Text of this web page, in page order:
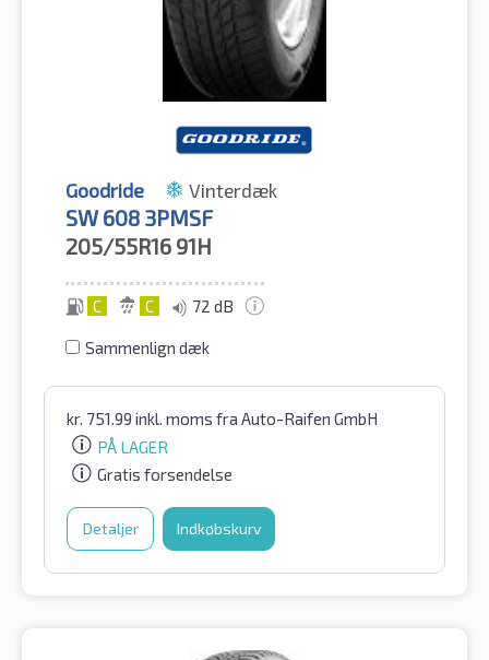
Goodride Vinterdæk
SW 608 3PMSF
205/55R16 91H
C C 72 dB
Sammenlign dæk
kr. 751.99 inkl. moms fra Auto-Raifen GmbH
PÅ LAGER
Gratis forsendelse
Detaljer Indkøbskurv